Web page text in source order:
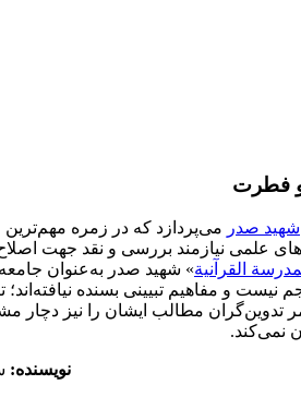
و فطرت
شهید صدر می‌پردازد که در زمره
علمی نیازمند بررسی و نقد جهت
القرآنیة» شهید صدر به‌عنوان
و مفاهیم تبیینی بسنده نیافته‌اند؛
تدوین‌گران مطالب ایشان را نیز
نمی‌کند.
نویسنده: